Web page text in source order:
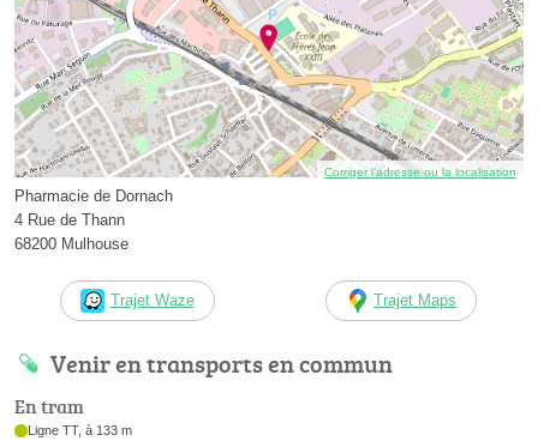
Corriger l’adresse ou la localisation
Pharmacie de Dornach
4 Rue de Thann
68200 Mulhouse
Trajet Waze Trajet Maps
Venir en transports en commun
En tram
Ligne TT, à 133 m